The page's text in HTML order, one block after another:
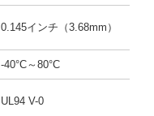
0.145インチ（3.68mm）
-40°C～80°C
UL94 V-0